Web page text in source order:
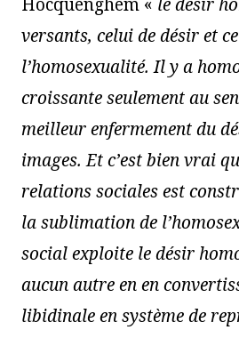
Hocquenghem « le désir
versants, celui de désir et
l’homosexualité. Il y a
croissante seulement au
meilleur enfermement du
images. Et c’est bien vrai
relations sociales est
la sublimation de
social exploite le désir
aucun autre en en
libidinale en système de